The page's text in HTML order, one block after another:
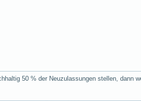
50 % der Neuzulassungen stellen, dann